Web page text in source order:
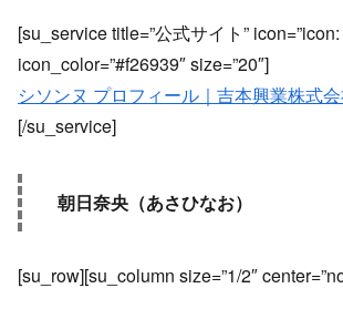
[su_service title=”公式サイト”
icon_color=”#f26939″ size=”20″]
シソンヌ プロフィール｜吉本興業株式
[/su_service]
朝日奈央（あさひなお）
[su_row][su_column size=”1/2″